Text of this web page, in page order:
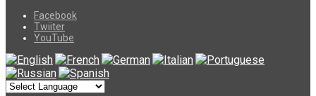
Facebook
Twiiter
YouTube